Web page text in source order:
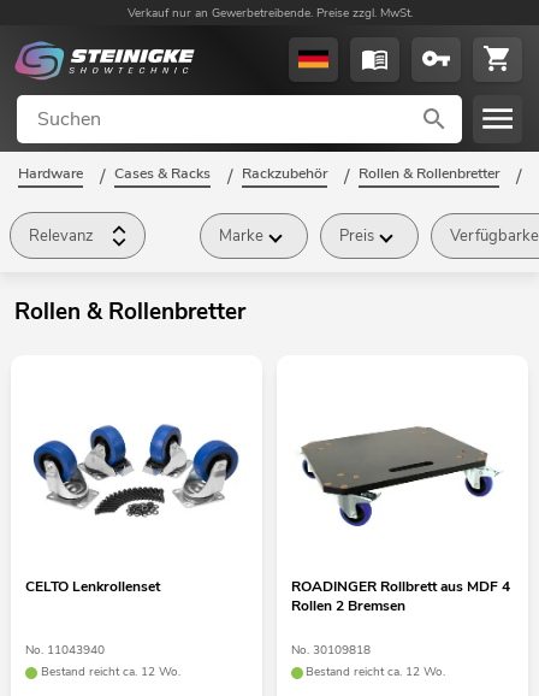
Verkauf nur an Gewerbetreibende. Preise zzgl. MwSt.
Hardware / Cases & Racks / Rackzubehör / Rollen & Rollenbretter /
Relevanz Marke Preis
Rollen & Rollenbretter
CELTO Lenkrollenset
No. 11043940
Bestand reicht ca. 12 Wo.
ROADINGER Rollbrett aus MDF 4
Rollen 2 Bremsen
No. 30109818
Bestand reicht ca. 12 Wo.